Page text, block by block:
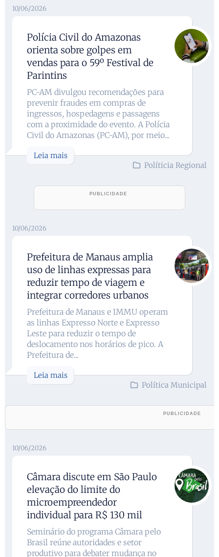
10/06/2026
Polícia Civil do Amazonas
orienta sobre golpes em
vendas para o 59º Festival de
Parintins
PC-AM divulgou recomendações para
prevenir fraudes em compras de
ingressos, hospedagens e passagens
com a proximidade do evento. A Polícia
Civil do Amazonas (PC-AM), por meio...
Leia mais
Políticia Regional
10/06/2026
Prefeitura de Manaus amplia
uso de linhas expressas para
reduzir tempo de viagem e
integrar corredores urbanos
Prefeitura de Manaus e IMMU operam
as linhas Expresso Norte e Expresso
Leste para reduzir o tempo de
deslocamento nos horários de pico. A
Prefeitura de...
Leia mais
Política Municipal
10/06/2026
Câmara discute em São Paulo
elevação do limite do
microempreendedor
individual para R$ 130 mil
Seminário do programa Câmara pelo
Brasil reúne autoridades e setor
produtivo para debater mudança no